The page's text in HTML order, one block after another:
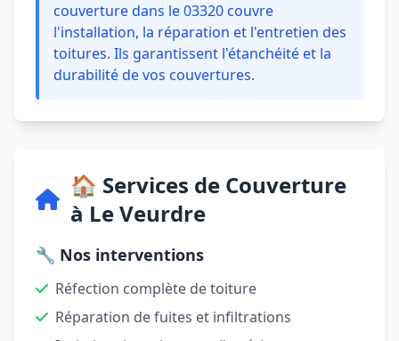
couverture dans le 03320 couvre
l'installation, la réparation et l'entretien des
toitures. Ils garantissent l'étanchéité et la
durabilité de vos couvertures.
🏠 Services de Couverture
à Le Veurdre
🔧 Nos interventions
Réfection complète de toiture
Réparation de fuites et infiltrations